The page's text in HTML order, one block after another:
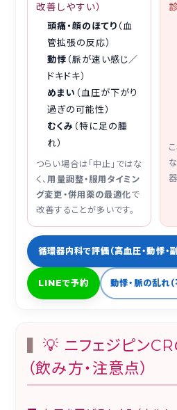
改善しやすい）
頭痛・顔のほてり （血
管拡張の反応）
動悸 （脈が速い感じ／
ドキドキ）
めまい （血圧が下がり
過ぎの可能性）
むくみ （特に足の腫
れ）
つらい場合は「中止」ではな
く、 用量調整・服用タイミン
グ変更・併用薬の最適化で
改善することが多いです。
循環器内科で評価（高血圧・動悸・
LINEで予約 動悸・脈の乱れ
💡 ニフェジピン
（飲み方・注意点）